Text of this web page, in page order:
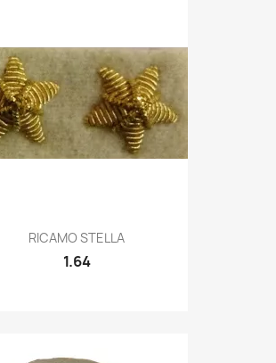
Quick view
RICAMO STELLA
1.64